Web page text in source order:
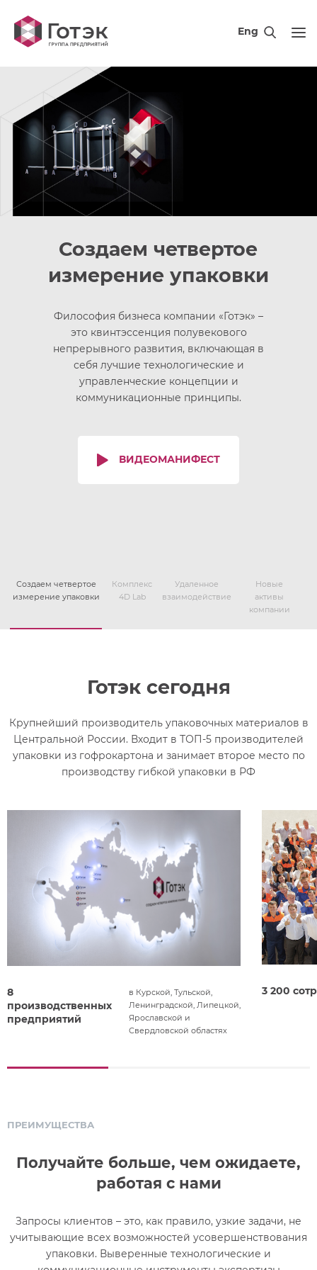
Eng
Создаем четвертое
измерение упаковки
Философия бизнеса компании «Готэк» –
это квинтэссенция полувекового
непрерывного развития, включающая в
себя лучшие технологические и
управленческие концепции и
коммуникационные принципы.
ВИДЕОМАНИФЕСТ
Создаем четвертое
измерение упаковки
Комплекс
4D Lab
Удаленное
взаимодействие
Новые
активы
компании
Готэк сегодня
Крупнейший производитель упаковочных материалов в
Центральной России. Входит в ТОП-5 производителей
упаковки из гофрокартона и занимает второе место по
производству гибкой упаковки в РФ
8
производственных
предприятий
в Курской, Тульской,
Ленинградской, Липецкой,
Ярославской и
Свердловской областях
3 200
ПРЕИМУЩЕСТВА
Получайте больше, чем ожидаете,
работая с нами
Запросы клиентов – это, как правило, узкие задачи, не
учитывающие всех возможностей усовершенствования
упаковки. Выверенные технологические и